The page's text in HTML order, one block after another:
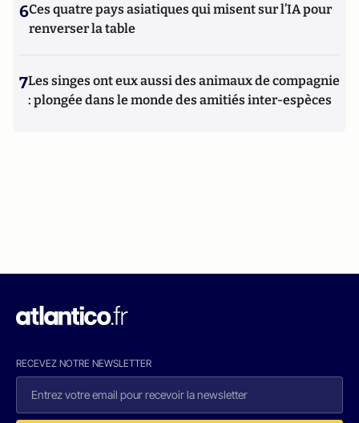
6Ces quatre pays asiatiques qui misent sur l’IA pour
renverser la table
7Les singes ont eux aussi des animaux de compagnie
: plongée dans le monde des amitiés inter-espèces
RECEVEZ NOTRE NEWSLETTER